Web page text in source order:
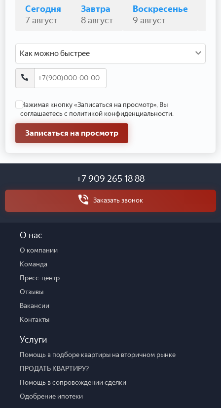
Сегодня
7 август
Завтра
8 август
Воскресенье
9 август
Как можно быстрее
Нажимая кнопку «Записаться на просмотр», Вы
соглашаетесь с политикой конфиденциальности.
Записаться на просмотр
+7 909 265 18 88
Заказать звонок
О нас
О компании
Команда
Пресс-центр
Отзывы
Вакансии
Контакты
Услуги
Помощь в подборе квартиры на вторичном рынке
ПРОДАТЬ КВАРТИРУ?
Помощь в сопровождении сделки
Одобрение ипотеки